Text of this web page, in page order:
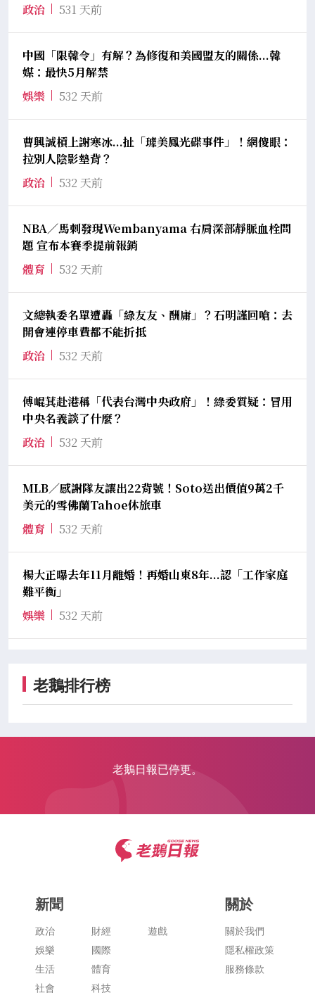
政治
531 天前
中國「限韓令」有解？為修復和美國盟友的關係...韓
媒：最快5月解禁
娛樂
532 天前
曹興誠槓上謝寒冰...扯「璩美鳳光碟事件」！網傻眼：
拉別人陰影墊背？
政治
532 天前
NBA／馬刺發現Wembanyama 右肩深部靜脈血栓問
題 宣布本賽季提前報銷
體育
532 天前
文總執委名單遭轟「綠友友、酬庸」？石明謹回嗆：去
開會連停車費都不能折抵
政治
532 天前
傅崐萁赴港稱「代表台灣中央政府」！綠委質疑：冒用
中央名義談了什麼？
政治
532 天前
MLB／感謝隊友讓出22背號！Soto送出價值9萬2千
美元的雪佛蘭Tahoe休旅車
體育
532 天前
楊大正曝去年11月離婚！再婚山東8年...認「工作家庭
難平衡」
娛樂
532 天前
老鵝排行榜
老鵝日報已停更。
新聞
政治
娛樂
生活
社會
財經
國際
體育
科技
遊戲
關於
關於我們
隱私權政策
服務條款